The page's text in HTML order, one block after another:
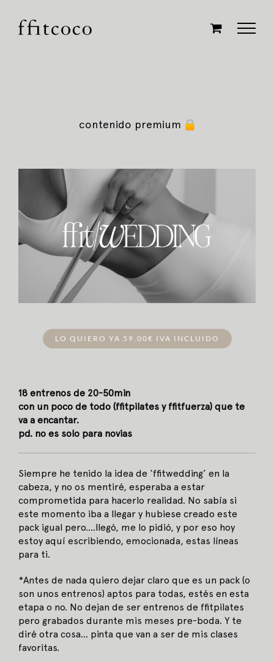
contenido
contenido premium
LO QUIERO YA 59,00€ IVA INCLUIDO
18 entrenos de 20-50min
con un poco de todo (ffitpilates y ffitfuerza) que te
va a encantar.
pd. no es solo para novias
Siempre he tenido la idea de ‘ffitwedding’ en la
cabeza, y no os mentiré, esperaba a estar
comprometida para hacerlo realidad. No sabía si
este momento iba a llegar y hubiese creado este
pack igual pero….llegó, me lo pidió, y por eso hoy
estoy aquí escribiendo, emocionada, estas líneas
para ti.
*Antes de nada quiero dejar claro que es un pack (o
son unos entrenos) aptos para todas, estés en esta
etapa o no. No dejan de ser entrenos de ffitpilates
pero grabados durante mis meses pre-boda. Y te
diré otra cosa… pinta que van a ser de mis clases
favoritas.